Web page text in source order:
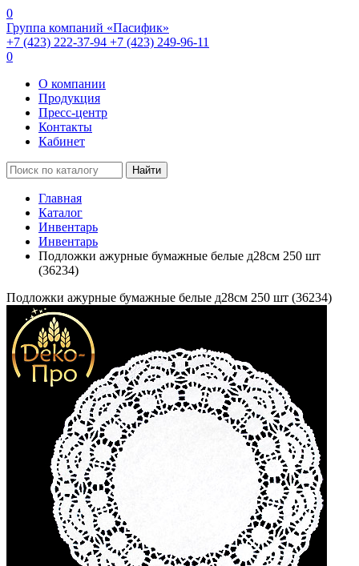
0
Группа компаний «Пасифик»
+7 (423) 222-37-94 +7 (423) 249-96-11
0
О компании
Продукция
Пресс-центр
Контакты
Кабинет
Найти
Главная
Каталог
Инвентарь
Инвентарь
Подложки ажурные бумажные белые д28см 250 шт
(36234)
Подложки ажурные бумажные белые д28см 250 шт (36234)